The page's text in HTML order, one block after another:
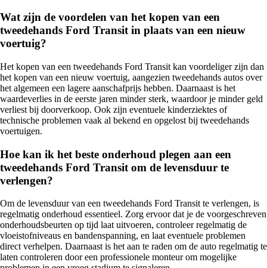
Wat zijn de voordelen van het kopen van een
tweedehands Ford Transit in plaats van een nieuw
voertuig?
Het kopen van een tweedehands Ford Transit kan voordeliger zijn dan
het kopen van een nieuw voertuig, aangezien tweedehands autos over
het algemeen een lagere aanschafprijs hebben. Daarnaast is het
waardeverlies in de eerste jaren minder sterk, waardoor je minder geld
verliest bij doorverkoop. Ook zijn eventuele kinderziektes of
technische problemen vaak al bekend en opgelost bij tweedehands
voertuigen.
Hoe kan ik het beste onderhoud plegen aan een
tweedehands Ford Transit om de levensduur te
verlengen?
Om de levensduur van een tweedehands Ford Transit te verlengen, is
regelmatig onderhoud essentieel. Zorg ervoor dat je de voorgeschreven
onderhoudsbeurten op tijd laat uitvoeren, controleer regelmatig de
vloeistofniveaus en bandenspanning, en laat eventuele problemen
direct verhelpen. Daarnaast is het aan te raden om de auto regelmatig te
laten controleren door een professionele monteur om mogelijke